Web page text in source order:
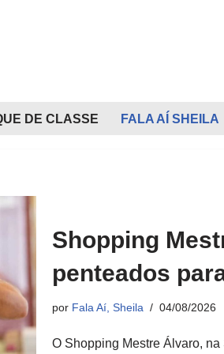
DE CLASSE FALA AÍ SHEILA
Shopping
penteados
por Fala Aí, Sheila 04/08/2026
O Shopping Mestre Álvaro,